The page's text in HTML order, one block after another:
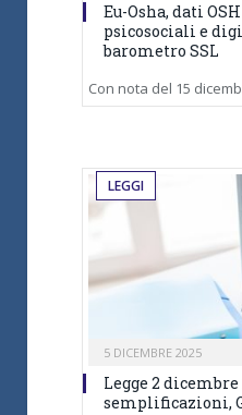
Eu-Osha, dati
psicosociali e
barometro SSL
Con nota del 15
LEGGI
5 DICEMBRE 2025
Legge 2 dicembre
semplificazioni,